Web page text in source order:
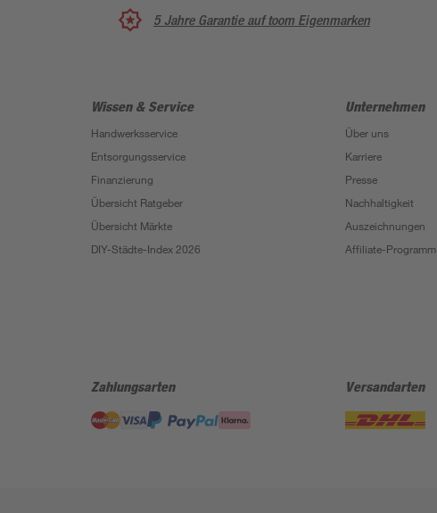
5 Jahre Garantie auf toom Eigenmarken
Wissen & Service
Handwerksservice
Entsorgungsservice
Finanzierung
Übersicht Ratgeber
Übersicht Märkte
DIY-Städte-Index 2026
Unternehmen
Über uns
Karriere
Presse
Nachhaltigkeit
Auszeichnungen
Affiliate-Programm
Zahlungsarten Versandarten